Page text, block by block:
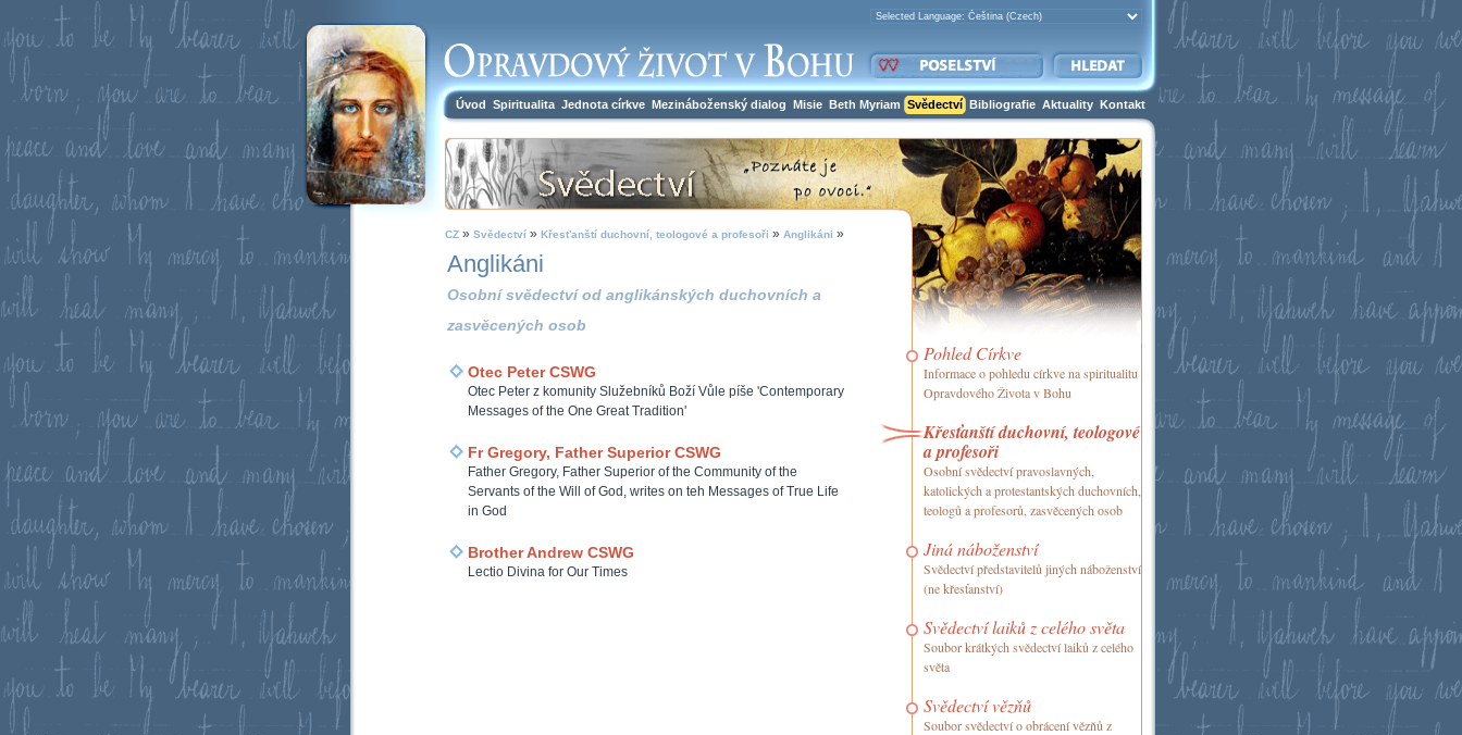
Úvod Spiritualita Jednota církve Mezináboženský dialog Misie Beth Myriam Svědectví Bibliografie Aktuality Kontakt
CZ » Svědectví » Křesťanští duchovní, teologové a profesoři » Anglikáni »
Anglikáni
Osobní svědectví od anglikánských duchovních a
zasvěcených osob
Otec Peter CSWG
Otec Peter z komunity Služebníků Boží Vůle píše 'Contemporary
Messages of the One Great Tradition'
Fr Gregory, Father Superior CSWG
Father Gregory, Father Superior of the Community of the
Servants of the Will of God, writes on teh Messages of True Life
in God
Brother Andrew CSWG
Lectio Divina for Our Times
Pohled Církve
Informace o pohledu církve na spiritualitu
Opravdového Života v Bohu
Křesťanští duchovní, teologové
a profesoři
Osobní svědectví pravoslavných,
katolických a protestantských duchovních,
teologů a profesorů, zasvěcených osob
Jiná náboženství
Svědectví představitelů jiných náboženství
(ne křesťanství)
Svědectví laiků z celého světa
Soubor krátkých svědectví laiků z celého
světa
Svědectví vězňů
Soubor svědectví o obrácení vězňů z